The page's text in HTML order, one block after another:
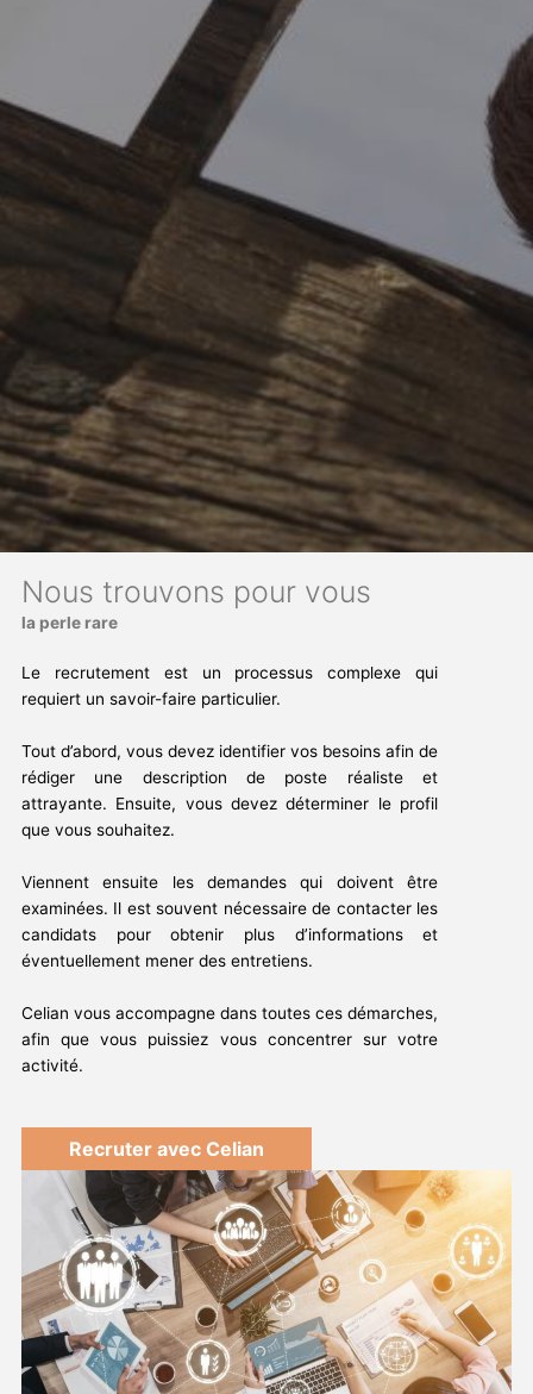
Nous trouvons pour vous
la perle rare
Le recrutement est un processus complexe qui
requiert un savoir-faire particulier.
Tout d’abord, vous devez identifier vos besoins afin de
rédiger une description de poste réaliste et
attrayante. Ensuite, vous devez déterminer le profil
que vous souhaitez.
Viennent ensuite les demandes qui doivent être
examinées. Il est souvent nécessaire de contacter les
candidats pour obtenir plus d’informations et
éventuellement mener des entretiens.
Celian vous accompagne dans toutes ces démarches,
afin que vous puissiez vous concentrer sur votre
activité.
Recruter avec Celian